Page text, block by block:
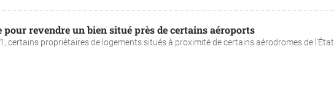
pour revendre un bien situé près de certains aéroports
certains propriétaires de logements situés à proximité de certains aérodromes de l’État